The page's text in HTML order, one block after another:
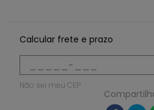
Calcular frete e prazo
Não sei meu CEP